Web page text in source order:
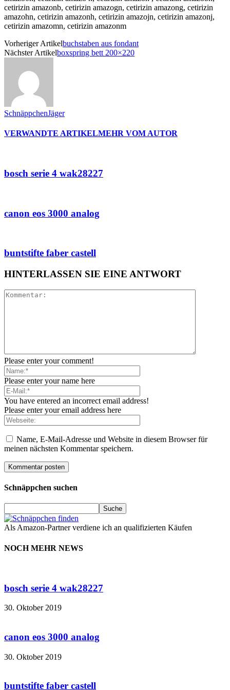
cetirizin amazonb, cetirizin amazogn, cetirizin amazong, cetirizin
amazohn, cetirizin amazonh, cetirizin amazojn, cetirizin amazonj,
cetirizin amazomn, cetirizin amazonm
Vorheriger Artikelbuchstaben aus fondant
Nächster Artikelboxspring bett 200×220
SchnäppchenJäger
VERWANDTE ARTIKELMEHR VOM AUTOR
bosch serie 4 wak28227
canon eos 3000 analog
buntstifte faber castell
HINTERLASSEN SIE EINE ANTWORT
Please enter your comment!
Please enter your name here
You have entered an incorrect email address!
Please enter your email address here
Name, E-Mail-Adresse und Website in diesem Browser für
meinen nächsten Kommentar speichern.
Schnäppchen suchen
Als Amazon-Partner verdiene ich an qualifizierten Käufen
NOCH MEHR NEWS
bosch serie 4 wak28227
30. Oktober 2019
canon eos 3000 analog
30. Oktober 2019
buntstifte faber castell